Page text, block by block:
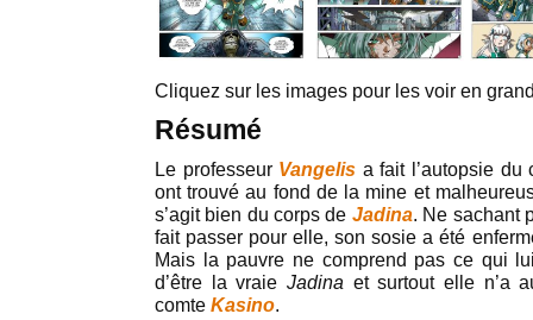
Cliquez sur les images pour les voir en
Résumé
Le professeur Vangelis a fait l’autopsie
ont trouvé au fond de la mine et
s’agit bien du corps de Jadina. Ne sachant
fait passer pour elle, son sosie a été
Mais la pauvre ne comprend pas ce qui
d’être la vraie Jadina et surtout elle n’a
comte Kasino.